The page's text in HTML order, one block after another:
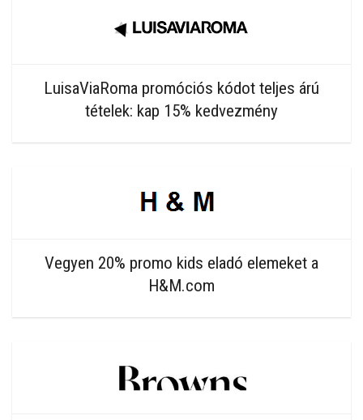
LuisaViaRoma promóciós kódot teljes árú
tételek: kap 15% kedvezmény
Vegyen 20% promo kids eladó elemeket a
H&M.com